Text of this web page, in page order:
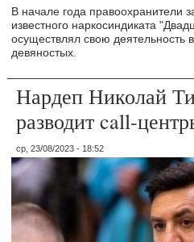
В начале года правоохранители
известного наркосиндиката
осуществлял свою деятельность
девяностых.
Нардеп Николай
разводит call-
ср, 23/08/2023 - 18:52